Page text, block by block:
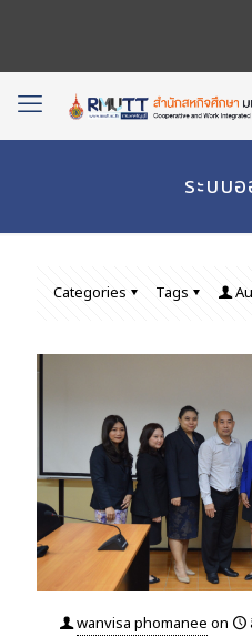
ระบบ
Categories Tags
wanvisa phomanee on